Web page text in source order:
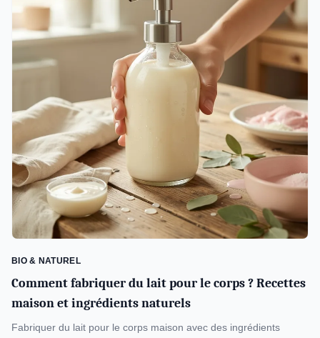
BIO & NATUREL
Comment fabriquer du lait pour le corps ? Recettes
maison et ingrédients naturels
Fabriquer du lait pour le corps maison avec des ingrédients